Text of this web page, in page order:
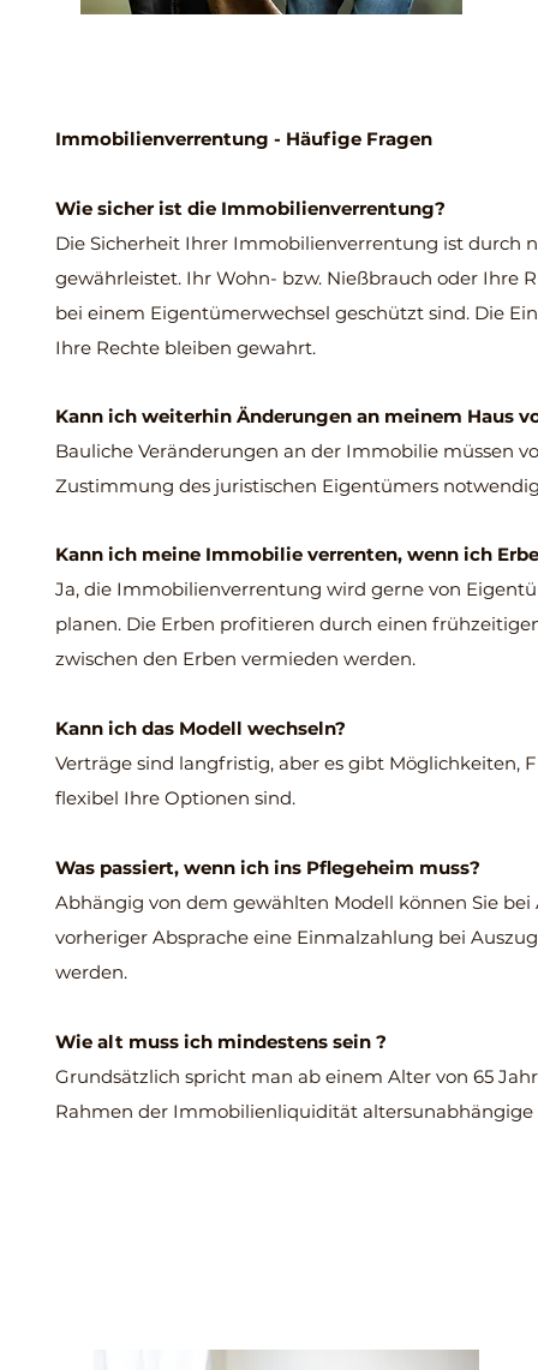
Immobilienverrentung - Häufige Fragen
Wie sicher ist die Immobilienverrentung?
Die Sicherheit Ihrer Immobilienverrentung ist durch
gewährleistet. Ihr Wohn- bzw. Nießbrauch oder Ihre
bei einem Eigentümerwechsel geschützt sind. Die
Ihre Rechte bleiben gewahrt.
Kann ich weiterhin Änderungen an meinem Haus
Bauliche Veränderungen an der Immobilie müssen
Zustimmung des juristischen Eigentümers
Kann ich meine Immobilie verrenten, wenn ich
Ja, die Immobilienverrentung wird gerne von
planen. Die Erben profitieren durch einen
zwischen den Erben vermieden werden.
Kann ich das Modell wechseln?
Verträge sind langfristig, aber es gibt Möglichkeiten,
flexibel Ihre Optionen sind.
Was passiert, wenn ich ins Pflegeheim muss?
Abhängig von dem gewählten Modell können Sie
vorheriger Absprache eine Einmalzahlung bei
werden.
Wie alt muss ich mindestens sein ?
Grundsätzlich spricht man ab einem Alter von 65
Rahmen der Immobilienliquidität altersunabhängige